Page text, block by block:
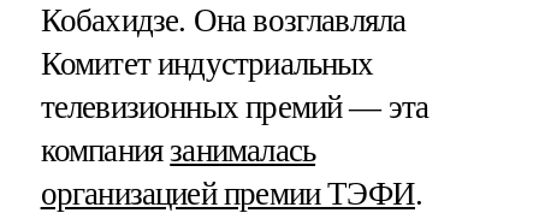
Кобахидзе. Она возглавляла
Комитет индустриальных
телевизионных премий — эта
компаниязанималась
организацией премии ТЭФИ.